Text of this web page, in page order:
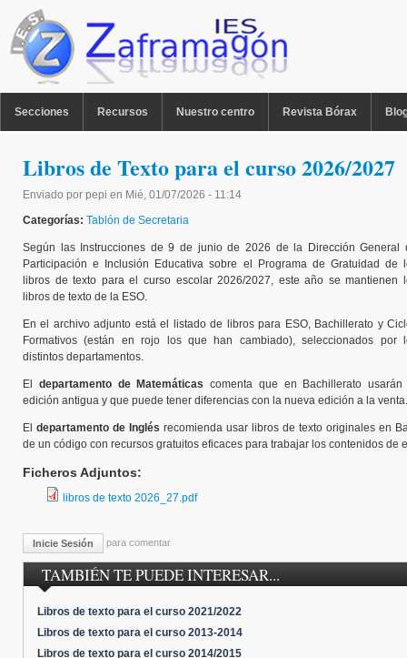
Pasar al contenido principal
Secciones Recursos Nuestro centro Revista Bórax
Libros de Texto para el curso 2026/2027
Enviado por pepi en Mié, 01/07/2026 - 11:14
Categorías: Tablón de Secretaria
Según las Instrucciones de 9 de junio de 2026 de la Dirección General
Participación e Inclusión Educativa sobre el Programa de Gratuidad de
libros de texto para el curso escolar 2026/2027, este año se mantienen
libros de texto de la ESO.
En el archivo adjunto está el listado de libros para ESO, Bachillerato y
Formativos (están en rojo los que han cambiado), seleccionados por
distintos departamentos.
El departamento de Matemáticas comenta que en Bachillerato usarán
edición antigua y que puede tener diferencias con la nueva edición a la venta.
El departamento de Inglés recomienda usar libros de texto originales en
de un código con recursos gratuitos eficaces para trabajar los contenidos de
Ficheros Adjuntos:
libros de texto 2026_27.pdf
Inicie Sesión para comentar
TAMBIÉN TE PUEDE INTERESAR...
Libros de texto para el curso 2021/2022
Libros de texto para el curso 2013-2014
Libros de texto para el curso 2014/2015